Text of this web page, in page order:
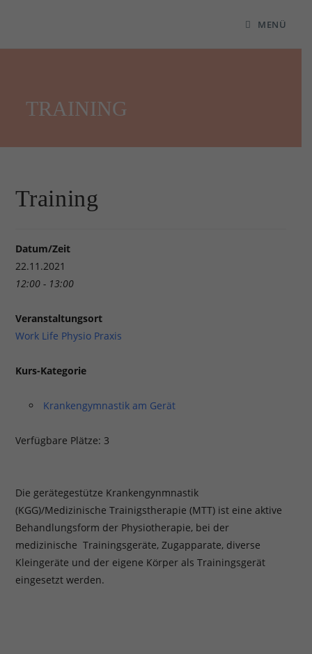
MENÜ
TRAINING
Training
Datum/Zeit
22.11.2021
12:00 - 13:00
Veranstaltungsort
Work Life Physio Praxis
Kurs-Kategorie
Krankengymnastik am Gerät
Verfügbare Plätze: 3
Die gerätegestütze Krankengynmnastik
(KGG)/Medizinische Trainigstherapie (MTT) ist eine aktive
Behandlungsform der Physiotherapie, bei der
medizinische Trainingsgeräte, Zugapparate, diverse
Kleingeräte und der eigene Körper als Trainingsgerät
eingesetzt werden.